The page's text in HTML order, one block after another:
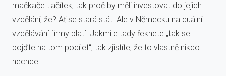
mačkače tlačítek, tak proč by měli investovat do jejich
vzdělání, že? Ať se stará stát. Ale v Německu na duální
vzdělávání firmy platí. Jakmile tady řeknete „tak se
pojďte na tom podílet“, tak zjistíte, že to vlastně nikdo
nechce.